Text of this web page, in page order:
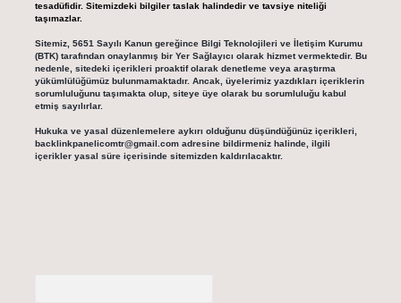
tesadüfidir. Sitemizdeki bilgiler taslak halindedir ve tavsiye niteliği
taşımazlar.
Sitemiz, 5651 Sayılı Kanun gereğince Bilgi Teknolojileri ve İletişim Kurumu
(BTK) tarafından onaylanmış bir Yer Sağlayıcı olarak hizmet vermektedir. Bu
nedenle, sitedeki içerikleri proaktif olarak denetleme veya araştırma
yükümlülüğümüz bulunmamaktadır. Ancak, üyelerimiz yazdıkları içeriklerin
sorumluluğunu taşımakta olup, siteye üye olarak bu sorumluluğu kabul
etmiş sayılırlar.
Hukuka ve yasal düzenlemelere aykırı olduğunu düşündüğünüz içerikleri,
backlinkpanelicomtr@gmail.comadresine bildirmeniz halinde, ilgili
içerikler yasal süre içerisinde sitemizden kaldırılacaktır.